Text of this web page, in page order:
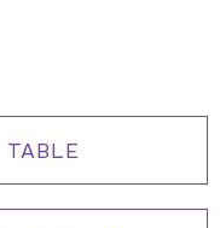
TABLE